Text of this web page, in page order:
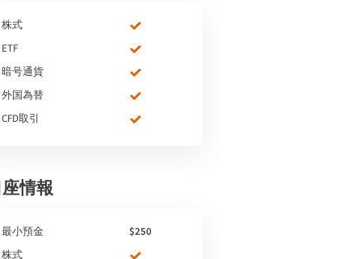
株式
ETF
暗号通貨
外国為替
CFD取引
情報
最小預金
$250
株式